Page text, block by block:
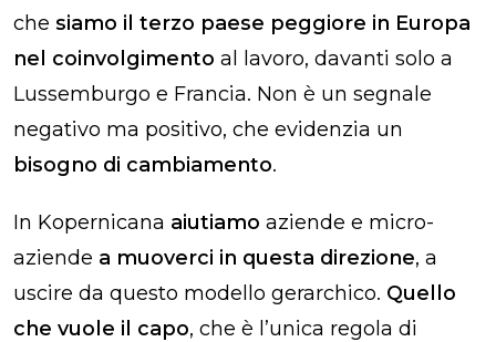
che siamo il terzo paese peggiore in Europa
nel coinvolgimento al lavoro, davanti solo a
Lussemburgo e Francia. Non è un segnale
negativo ma positivo, che evidenzia un
bisogno di cambiamento.
In Kopernicana aiutiamo aziende e micro-
aziende a muoverci in questa direzione, a
uscire da questo modello gerarchico. Quello
che vuole il capo, che è l’unica regola di